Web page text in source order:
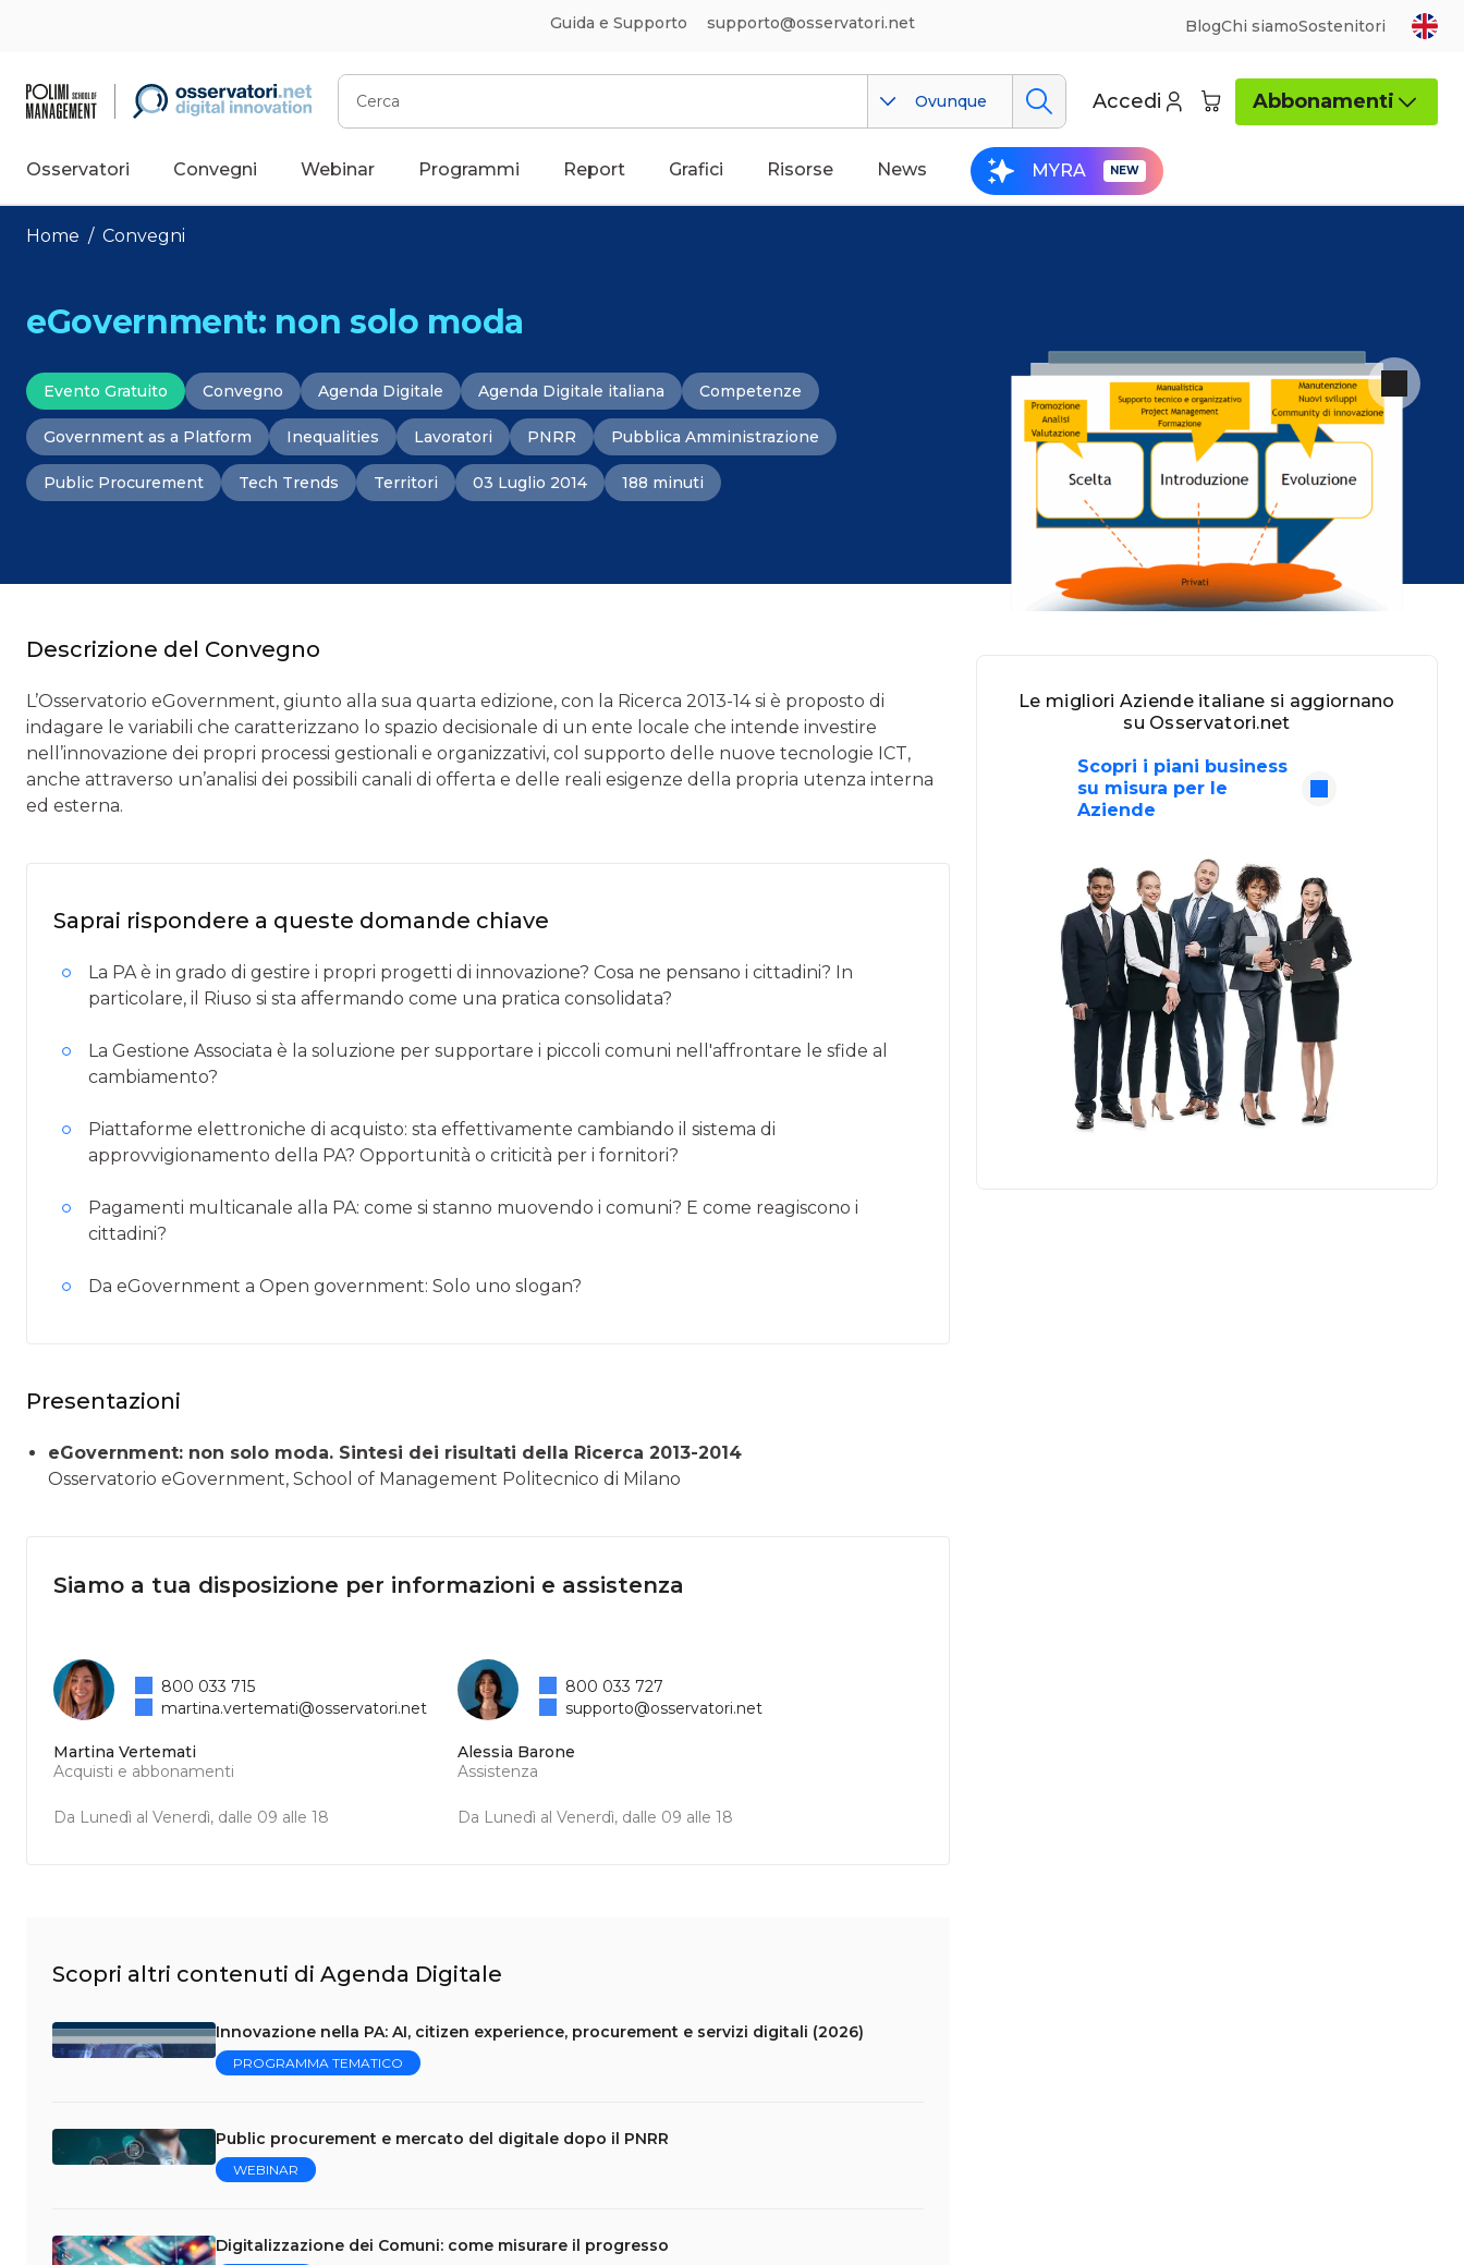
Guida e Supporto supporto@osservatori.net BlogChi siamoSostenitori
Cerca
Ovunque Accedi Abbonamenti
Osservatori Convegni Webinar Programmi Report Grafici Risorse News MYRA
Home / Convegni
eGovernment: non solo moda
Evento Gratuito Convegno Agenda Digitale Agenda Digitale italiana Competenze
Government as a Platform Inequalities Lavoratori PNRR Pubblica Amministrazione
Public Procurement Tech Trends Territori 03 Luglio 2014 188 minuti
Descrizione del Convegno
L’Osservatorio eGovernment, giunto alla sua quarta edizione, con la Ricerca 2013-14 si è proposto di
indagare le variabili che caratterizzano lo spazio decisionale di un ente locale che intende investire
nell’innovazione dei propri processi gestionali e organizzativi, col supporto delle nuove tecnologie ICT,
anche attraverso un’analisi dei possibili canali di offerta e delle reali esigenze della propria utenza interna
ed esterna.
Saprai rispondere a queste domande chiave
La PA è in grado di gestire i propri progetti di innovazione? Cosa ne pensano i cittadini? In
particolare, il Riuso si sta affermando come una pratica consolidata?
La Gestione Associata è la soluzione per supportare i piccoli comuni nell'affrontare le sfide al
cambiamento?
Piattaforme elettroniche di acquisto: sta effettivamente cambiando il sistema di
approvvigionamento della PA? Opportunità o criticità per i fornitori?
Pagamenti multicanale alla PA: come si stanno muovendo i comuni? E come reagiscono i
cittadini?
Da eGovernment a Open government: Solo uno slogan?
Presentazioni
eGovernment: non solo moda. Sintesi dei risultati della Ricerca 2013-2014
Osservatorio eGovernment, School of Management Politecnico di Milano
Siamo a tua disposizione per informazioni e assistenza
Martina Vertemati
Acquisti e abbonamenti
Da Lunedì al Venerdì, dalle 09 alle 18
800 033 715
martina.vertemati@osservatori.net
Alessia Barone
Assistenza
Da Lunedì al Venerdì, dalle 09 alle 18
800 033 727
supporto@osservatori.net
Scopri altri contenuti di Agenda Digitale
Innovazione nella PA: AI, citizen experience, procurement e servizi digitali (2026)
PROGRAMMA TEMATICO
Public procurement e mercato del digitale dopo il PNRR
WEBINAR
Digitalizzazione dei Comuni: come misurare il progresso
Le migliori Aziende italiane si aggiornano
su Osservatori.net
Scopri i piani business
su misura per le
Aziende